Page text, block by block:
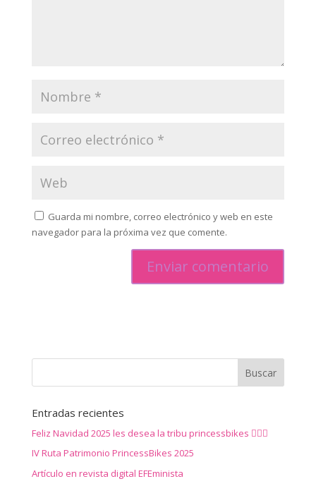
Guarda mi nombre, correo electrónico y web en este
navegador para la próxima vez que comente.
Entradas recientes
Feliz Navidad 2025 les desea la tribu princessbikes 🚴‍♀️✨
IV Ruta Patrimonio PrincessBikes 2025
Artículo en revista digital EFEminista